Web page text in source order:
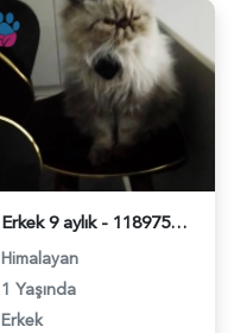
Erkek 9 aylık - 118975391
Himalayan
1 Yaşında
Erkek